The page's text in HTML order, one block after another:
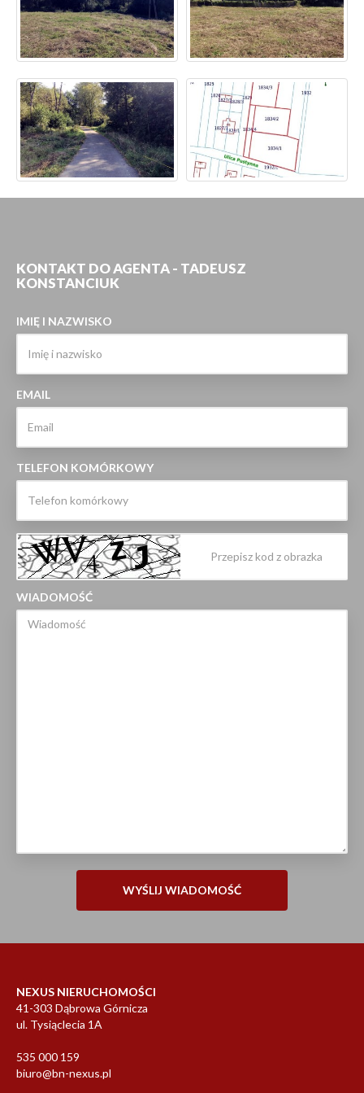
KONTAKT DO AGENTA - TADEUSZ
KONSTANCIUK
IMIĘ I NAZWISKO
EMAIL
TELEFON KOMÓRKOWY
WIADOMOŚĆ
NEXUS NIERUCHOMOŚCI
41-303 Dąbrowa Górnicza
ul. Tysiąclecia 1A
535 000 159
biuro@bn-nexus.pl